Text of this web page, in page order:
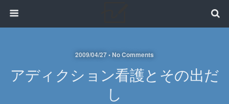
2009/04/27 • No Comments
アディクション看護とその出だ
し